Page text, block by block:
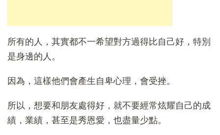
所有的人，其實都不一希望對方過得比自己好，特別
是身邊的人。
因為，這樣他們會產生自卑心理，會受挫。
所以，想要和朋友處得好，就不要經常炫耀自己的成
績，業績，甚至是秀恩愛，也盡量少點。